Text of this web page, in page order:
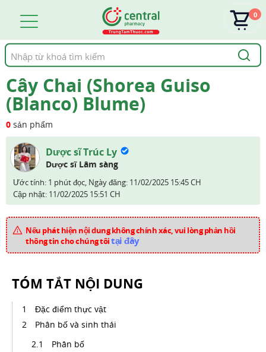
Tìm
kiếm
0
Cây Chai (Shorea Guiso
(Blanco) Blume)
0 sản phẩm
Dược sĩ Trúc Ly
Dược sĩ Lâm sàng
Ước tính: 1 phút đọc, Ngày đăng: 11/02/2025 15:45 CH
Cập nhật: 11/02/2025 15:51 CH
Nếu phát hiện nội dung không chính xác, vui lòng phản hồi
thông tin cho chúng tôitại đây
TÓM TẮT NỘI DUNG
Đặc điểm thực vật
Phân bố và sinh thái
Phân bố